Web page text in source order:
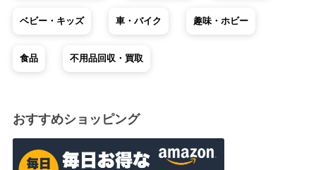
ベビー・キッズ 車・バイク 趣味・ホビー
食品 不用品回収・買取
おすすめショッピング